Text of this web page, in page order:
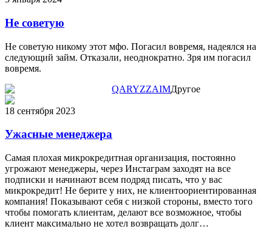
Не советую
Не советую никому этот мфо. Погасил вовремя, надеялся на
следующий займ. Отказали, неоднократно. Зря им погасил
вовремя.
QARYZZAIMДругое
18 сентября 2023
Ужасные менеджера
Самая плохая микрокредитная организация, постоянно
угрожают менеджеры, через Инстаграм заходят на все
подписки и начинают всем подряд писать, что у вас
микрокредит! Не берите у них, не клиентоориентированная
компания! Показывают себя с низкой стороны, вместо того
чтобы помогать клиентам, делают все возможное, чтобы
клиент максимально не хотел возвращать долг…